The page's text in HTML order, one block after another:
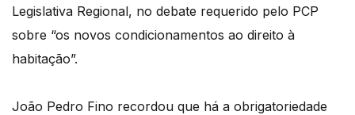
Legislativa Regional, no debate requerido pelo PCP
sobre “os novos condicionamentos ao direito à
habitação”.
João Pedro Fino recordou que há a obrigatoriedade